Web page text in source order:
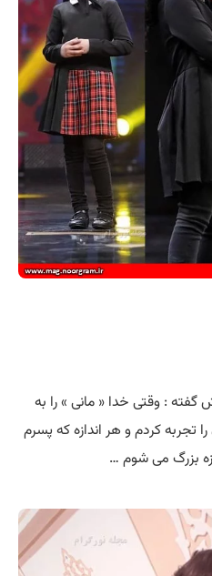
: وقتی خدا « مانی » را به
کردم و هر اندازه که پسرم
بزرگ می شوم …